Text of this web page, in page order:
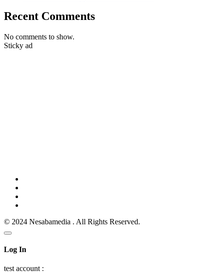
Recent Comments
No comments to show.
Sticky ad
© 2024 Nesabamedia . All Rights Reserved.
Log In
test account :